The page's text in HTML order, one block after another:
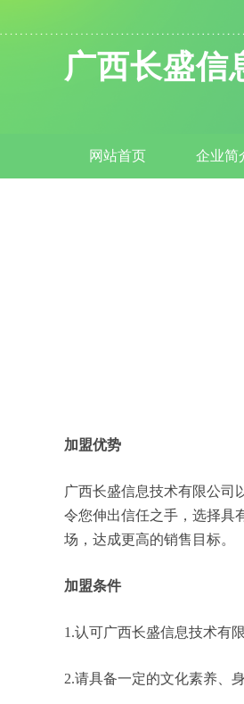
广西长盛信
网站首页 企业简
加盟优势
广西长盛信息技术有限公司
令您伸出信任之手，选择具
场，达成更高的销售目标。
加盟条件
1.认可广西长盛信息技术有
2.请具备一定的文化素养、